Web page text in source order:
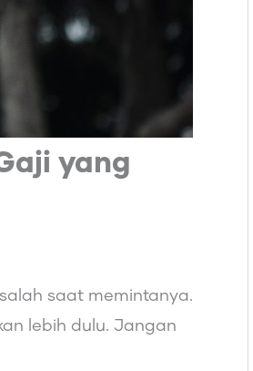
yang
saat memintanya.
lebih dulu. Jangan